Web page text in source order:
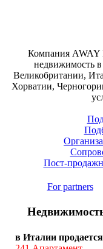
Компания AWAY
недвижимость
Великобритании,
Хорватии,
Пост-
For partners
в Италии